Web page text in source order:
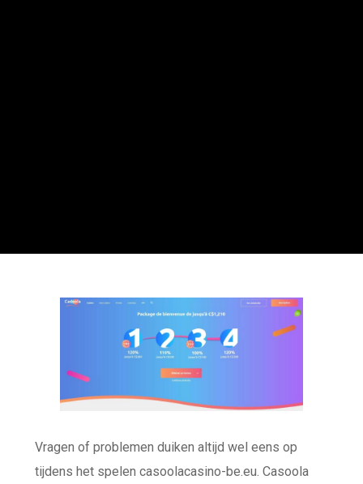
Vragen of problemen duiken altijd wel eens op
tijdens het spelen casoolacasino-be.eu. Casoola